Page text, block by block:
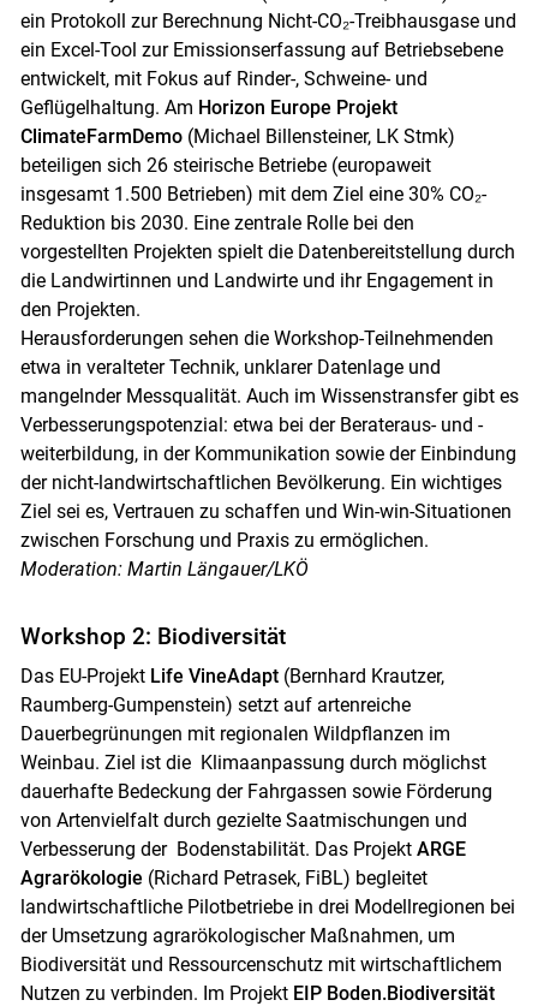
ein Protokoll zur Berechnung Nicht-CO₂-Treibhausgase und
ein Excel-Tool zur Emissionserfassung auf Betriebsebene
entwickelt, mit Fokus auf Rinder-, Schweine- und
Geflügelhaltung. Am Horizon Europe Projekt
ClimateFarmDemo(Michael Billensteiner, LK Stmk)
beteiligen sich 26 steirische Betriebe (europaweit
insgesamt 1.500 Betrieben) mit dem Ziel eine 30% CO₂-
Reduktion bis 2030. Eine zentrale Rolle bei den
vorgestellten Projekten spielt die Datenbereitstellung durch
die Landwirtinnen und Landwirte und ihr Engagement in
den Projekten.
Herausforderungen sehen die Workshop-Teilnehmenden
etwa in veralteter Technik, unklarer Datenlage und
mangelnder Messqualität. Auch im Wissenstransfer gibt es
Verbesserungspotenzial: etwa bei der Berateraus- und -
weiterbildung, in der Kommunikation sowie der Einbindung
der nicht-landwirtschaftlichen Bevölkerung. Ein wichtiges
Ziel sei es, Vertrauen zu schaffen und Win-win-Situationen
zwischen Forschung und Praxis zu ermöglichen.
Moderation: Martin Längauer/LKÖ
Workshop 2: Biodiversität
Das EU-Projekt Life VineAdapt(Bernhard Krautzer,
Raumberg-Gumpenstein) setzt auf artenreiche
Dauerbegrünungen mit regionalen Wildpflanzen im
Weinbau. Ziel ist die Klimaanpassung durch möglichst
dauerhafte Bedeckung der Fahrgassen sowie Förderung
von Artenvielfalt durch gezielte Saatmischungen und
Verbesserung der Bodenstabilität. Das Projekt ARGE
Agrarökologie (Richard Petrasek, FiBL) begleitet
landwirtschaftliche Pilotbetriebe in drei Modellregionen bei
der Umsetzung agrarökologischer Maßnahmen, um
Biodiversität und Ressourcenschutz mit wirtschaftlichem
Nutzen zu verbinden. Im Projekt EIP Boden.Biodiversität